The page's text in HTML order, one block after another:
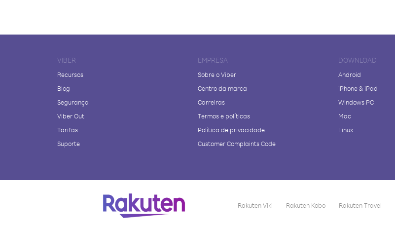
VIBER
Recursos
Blog
Segurança
Viber Out
Tarifas
Suporte
EMPRESA
Sobre o Viber
Centro da marca
Carreiras
Termos e políticas
Política de privacidade
Customer Complaints Code
DOWNLOAD
Android
iPhone & iPad
Windows PC
Mac
Linux
Rakuten Viki Rakuten Kobo Rakuten Travel